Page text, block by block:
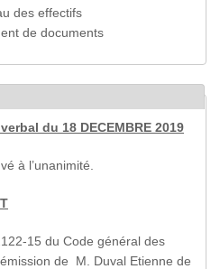
des effectifs
de documents
du 18 DECEMBRE 2019
à l’unanimité.
15 du Code général des
de M. Duval Etienne de